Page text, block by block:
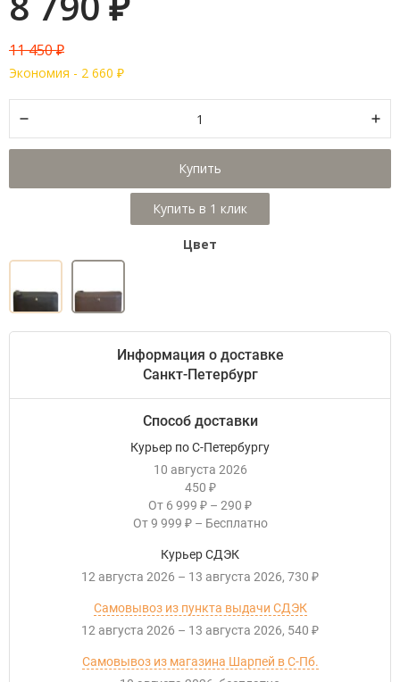
₽
11 450₽
Экономия - 2 660 ₽
Купить
Цвет
Информация о доставке
Санкт-Петербург
Способ доставки
Курьер по С-Петербургу
10 августа 2026
450 ₽
От 6 999 ₽ – 290 ₽
От 9 999 ₽ – Бесплатно
Курьер СДЭК
12 августа 2026 – 13 августа 2026 730 ₽
Самовывоз из пункта выдачи СДЭК
12 августа 2026 – 13 августа 2026 540 ₽
Самовывоз из магазина Шарпей в С-Пб.